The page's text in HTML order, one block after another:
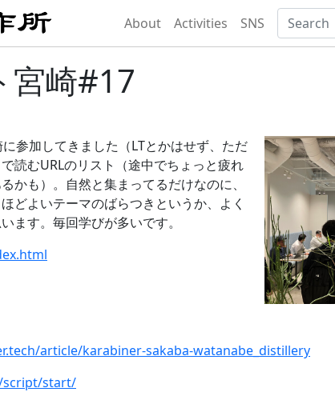
About Activities SNS
宮崎#17
参加してきました（LTとかはせず、ただ
読むURLのリスト（途中でちょっと疲れ
かも）。自然と集まってるだけなのに、
どよいテーマのばらつきというか、よく
ます。毎回学びが多いです。
article/karabiner-sakaba-watanabe_distillery
script/start/